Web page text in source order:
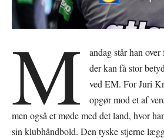
M
andag står han
der kan få stor
ved EM. For Juri
opgør mod et af
men også et møde med det land, hvor
sin klubhåndbold. Den tyske stjerne